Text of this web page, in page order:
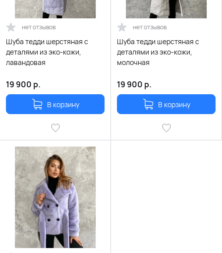
нет отзывов
Шуба тедди шерстяная с
деталями из эко-кожи,
лавандовая
19 900 р.
В корзину
нет отзывов
Шуба тедди шерстяная с
деталями из эко-кожи,
молочная
19 900 р.
В корзину